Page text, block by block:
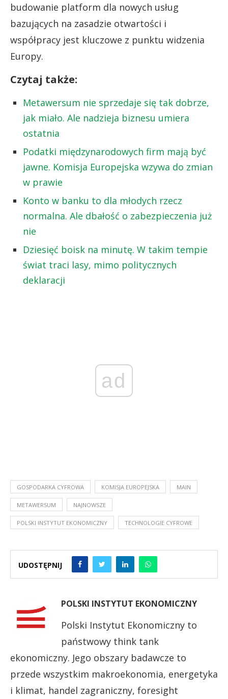
budowanie platform dla nowych usług
bazujących na zasadzie otwartości i
współpracy jest kluczowe z punktu widzenia
Europy.
Czytaj także:
Metawersum nie sprzedaje się tak dobrze,
jak miało. Ale nadzieja biznesu umiera
ostatnia
Podatki międzynarodowych firm mają być
jawne. Komisja Europejska wzywa do zmian
w prawie
Konto w banku to dla młodych rzecz
normalna. Ale dbałość o zabezpieczenia już
nie
Dziesięć boisk na minutę. W takim tempie
świat traci lasy, mimo politycznych
deklaracji
ad
GOSPODARKA CYFROWA KOMISJA EUROPEJSKA MAIN
METAWERSUM NAJNOWSZE
POLSKI INSTYTUT EKONOMICZNY TECHNOLOGIE CYFROWE
UDOSTĘPNIJ
POLSKI INSTYTUT EKONOMICZNY
Polski Instytut Ekonomiczny to
państwowy think tank
ekonomiczny. Jego obszary badawcze to
przede wszystkim makroekonomia, energetyka
i klimat, handel zagraniczny, foresight